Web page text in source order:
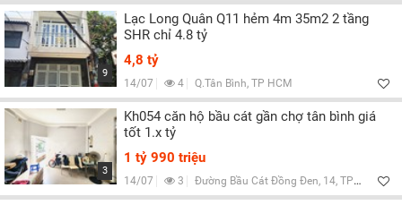
9
Lạc Long Quân Q11 hẻm 4m 35m2 2 tầng
SHR chỉ 4.8 tỷ
4,8 tỷ
14/07 4 Q.Tân Bình, TP HCM
3
Kh054 căn hộ bầu cát gần chợ tân bình giá
tốt 1.x tỷ
1 tỷ 990 triệu
14/07 3 Đường Bầu Cát Đồng Đen, 14, TP HCM